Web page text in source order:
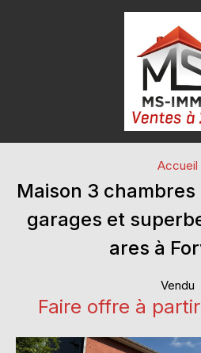
Accueil
Maison 3
garages et
ares à
Vendu
Faire offre à